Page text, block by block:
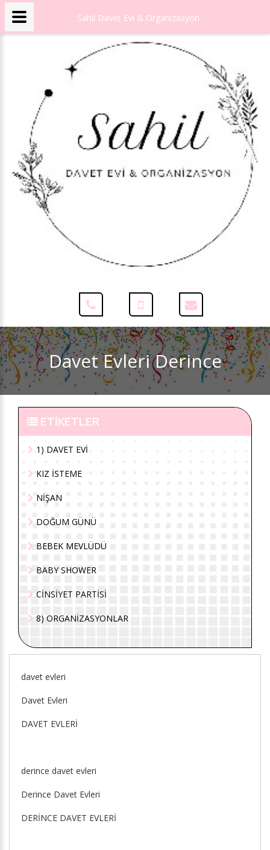
Davet Evleri Derince
ETİKETLER
1) DAVET EVİ
KIZ İSTEME
NİŞAN
DOĞUM GÜNÜ
BEBEK MEVLÜDÜ
BABY SHOWER
CİNSİYET PARTİSİ
8) ORGANİZASYONLAR
davet evleri
Davet Evleri
DAVET EVLERİ
derince davet evleri
Derince Davet Evleri
DERİNCE DAVET EVLERİ
Sahil Davet Evi & Organizasyon